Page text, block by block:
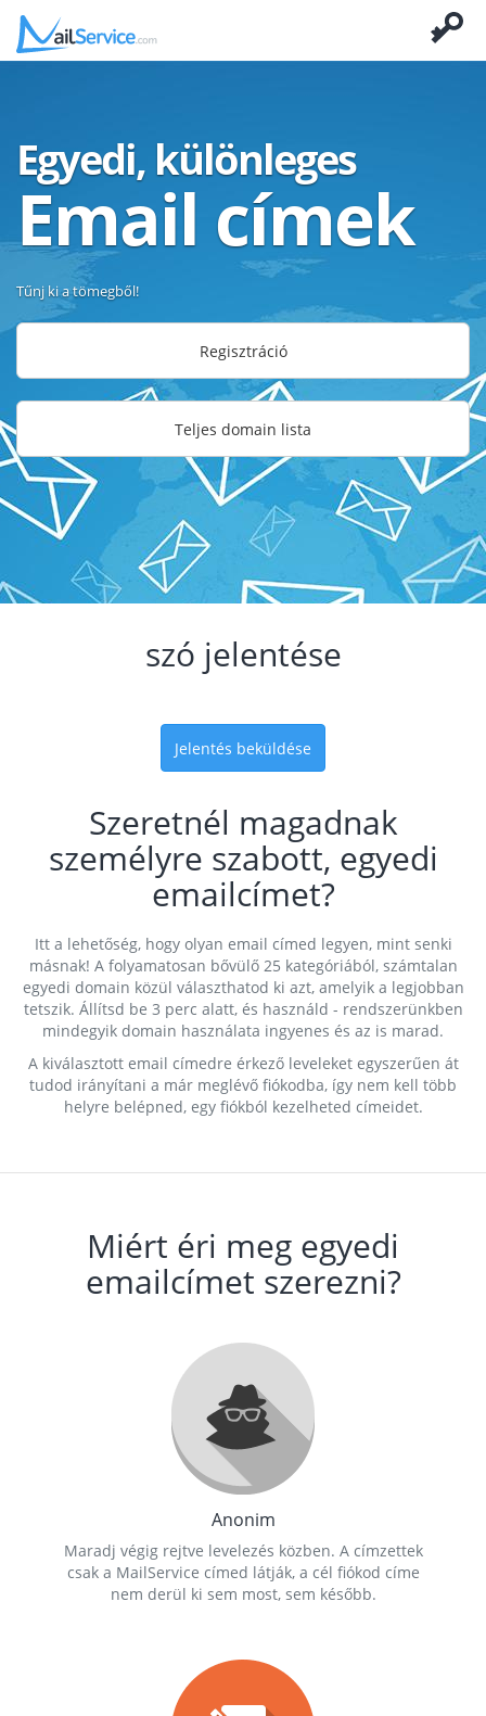
Egyedi, különleges
Email címek
Tűnj ki a tömegből!
Regisztráció
Teljes domain lista
szó jelentése
Jelentés beküldése
Szeretnél magadnak
személyre szabott, egyedi
emailcímet?
Itt a lehetőség, hogy olyan email címed legyen, mint senki
másnak! A folyamatosan bővülő 25 kategóriából, számtalan
egyedi domain közül választhatod ki azt, amelyik a legjobban
tetszik. Állítsd be 3 perc alatt, és használd - rendszerünkben
mindegyik domain használata ingyenes és az is marad.
A kiválasztott email címedre érkező leveleket egyszerűen át
tudod irányítani a már meglévő fiókodba, így nem kell több
helyre belépned, egy fiókból kezelheted címeidet.
Miért éri meg egyedi
emailcímet szerezni?
Anonim
Maradj végig rejtve levelezés közben. A címzettek
csak a MailService címed látják, a cél fiókod címe
nem derül ki sem most, sem később.